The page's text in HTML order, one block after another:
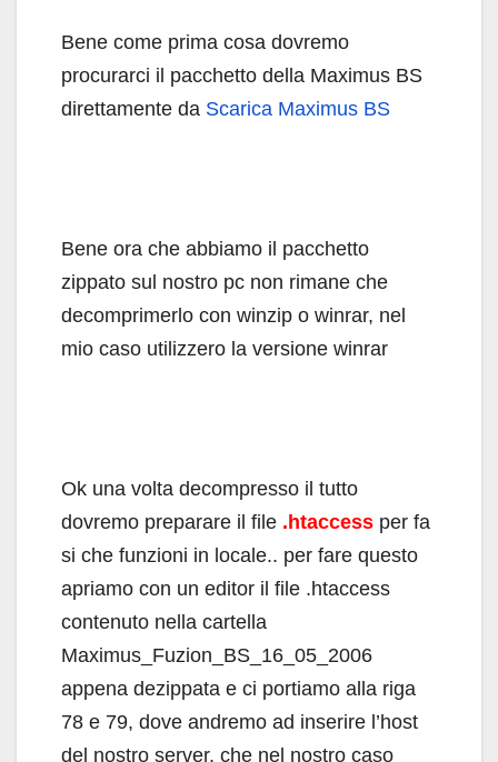
Bene come prima cosa dovremo
procurarci il pacchetto della Maximus BS
direttamente da Scarica Maximus BS
Bene ora che abbiamo il pacchetto
zippato sul nostro pc non rimane che
decomprimerlo con winzip o winrar, nel
mio caso utilizzero la versione winrar
Ok una volta decompresso il tutto
dovremo preparare il file .htaccess per fa
si che funzioni in locale.. per fare questo
apriamo con un editor il file .htaccess
contenuto nella cartella
Maximus_Fuzion_BS_16_05_2006
appena dezippata e ci portiamo alla riga
78 e 79, dove andremo ad inserire l’host
del nostro server, che nel nostro caso